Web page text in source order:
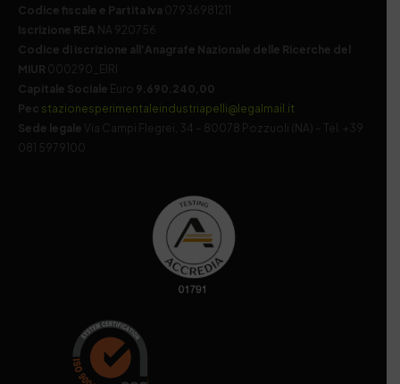
Codice fiscale e Partita Iva 07936981211
Iscrizione REA NA 920756
Codice di iscrizione all’Anagrafe Nazionale delle Ricerche del
MIUR 000290_EIRI
Capitale Sociale Euro 9.690.240,00
Pec stazionesperimentaleindustriapelli@legalmail.it
Sede legale
Via Campi Flegrei, 34 – 80078 Pozzuoli (NA) – Tel. +39
081 5979100